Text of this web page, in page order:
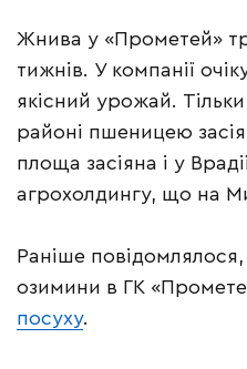
Жнива у «Прометей»
тижнів. У компанії
якісний урожай.
районі пшеницею
площа засіяна і у
агрохолдингу, що на
Раніше
озимини в ГК
посуху.